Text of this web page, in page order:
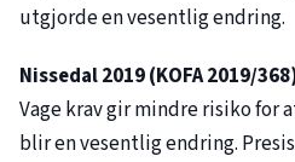
utgjorde en vesentlig endring.
Nissedal 2019 (KOFA2019/368
Vage krav gir mindre risiko for
blir en vesentlig endring.